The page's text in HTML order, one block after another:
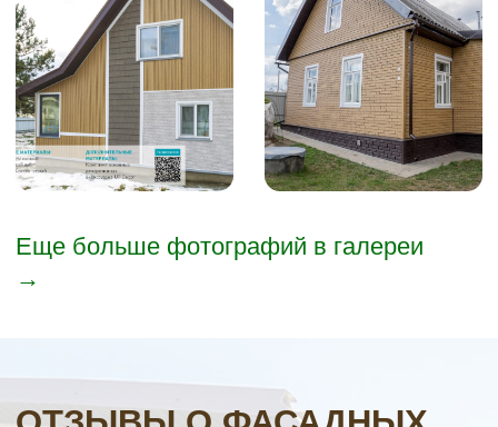
Скачайте официальную инструкцию по
установке фасадных панелей Ю-Пласт и
Скачать инструкцию →
МОНТАЖ ФАСАДНЫХ
ПАНЕЛЕЙ Ю-ПЛАСТ
При монтаже фасадных панелей, важно
соблюдать технологию, чтобы фасад
радовал вас долгие годы. Качество
установки напрямую влияет на срок
службы материала.